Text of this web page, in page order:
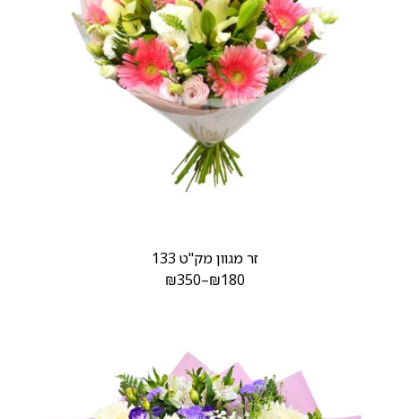
זר מגוון מק"ט 133
₪180
–
₪350